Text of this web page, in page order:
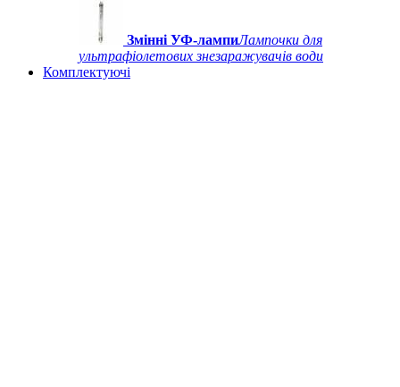
Змінні УФ-лампиЛампочки для
ультрафіолетових знезаражувачів води
Комплектуючі